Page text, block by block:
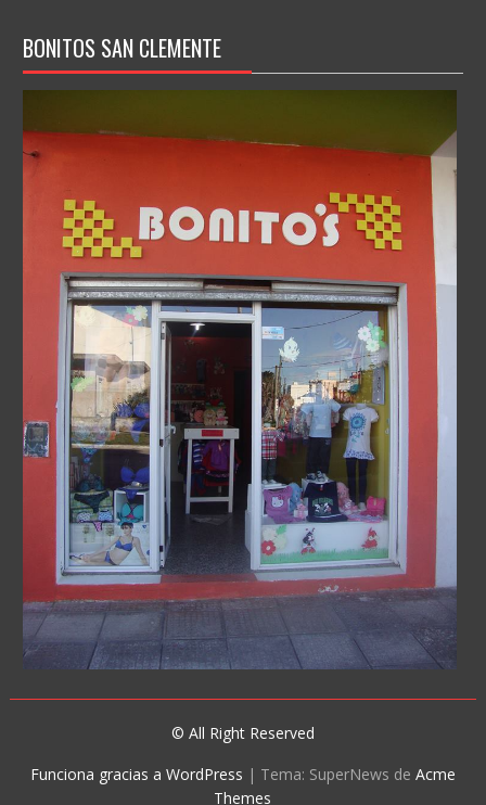
BONITOS SAN CLEMENTE
© All Right Reserved
Funciona gracias a WordPress | Tema: SuperNews de Acme
Themes